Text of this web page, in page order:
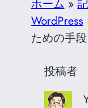
WordPress
ための手
投稿者